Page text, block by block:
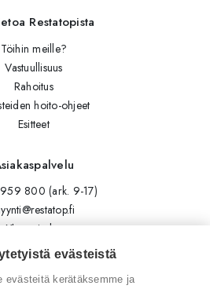
Restatopista
Töihin meille?
Vastuullisuus
Rahoitus
hoito-ohjeet
Esitteet
800 (ark. 9-17)
Yhteystiedot
Lähetä viestievästeistä
evästeitä kerätäksemme ja